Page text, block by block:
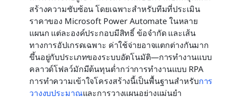
สร้างความซับซ้อน โดยเฉพาะสำหรับทีมที่ประเมิน
ราคาของ Microsoft Power Automate ในหลาย
แผนก แต่ละองค์ประกอบมีสิทธิ์ ข้อจำกัด และเส้น
ทางการอัปเกรดเฉพาะ ค่าใช้จ่ายอาจแตกต่างกันมาก
ขึ้นอยู่กับประเภทของระบบอัตโนมัติ—การทำงานแบบ
คลาวด์โฟลว์มักมีต้นทุนต่ำกว่าการทำงานแบบ RPA
การทำความเข้าใจโครงสร้างนี้เป็นพื้นฐานสำหรับการ
วางงบประมาณและการวางแผนอย่างแม่นยำ